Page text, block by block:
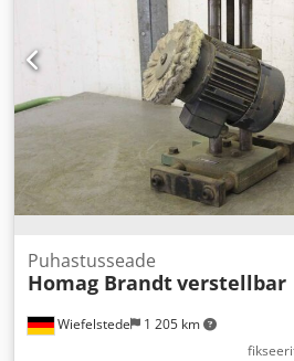
Wiefelstede 1 205 km
Puhastusseade
Homag Brandtverstellbar